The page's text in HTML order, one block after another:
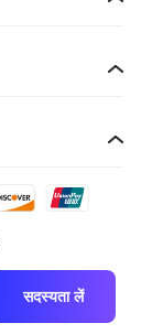
सदस्यता लें